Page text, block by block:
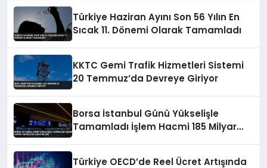
Türkiye Haziran Ayını Son 56 Yılın En
Sıcak 11. Dönemi Olarak Tamamladı
KKTC Gemi Trafik Hizmetleri Sistemi
20 Temmuz’da Devreye Giriyor
Borsa İstanbul Günü Yükselişle
Tamamladı İşlem Hacmi 185 Milyar
Türkiye OECD’de Reel Ücret Artışında